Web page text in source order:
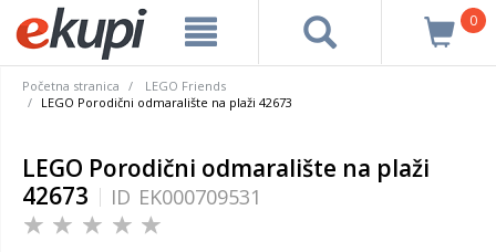
0
Početna stranica
LEGO Friends
LEGO Porodični odmaralište na plaži 42673
LEGO Porodični odmaralište na plaži
42673
ID EK000709531